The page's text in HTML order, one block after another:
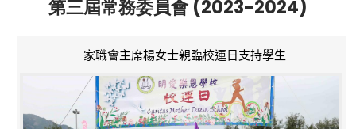
第三屆常務委員會 (2023-2024)
家職會主席楊女士親臨校運日支持學生